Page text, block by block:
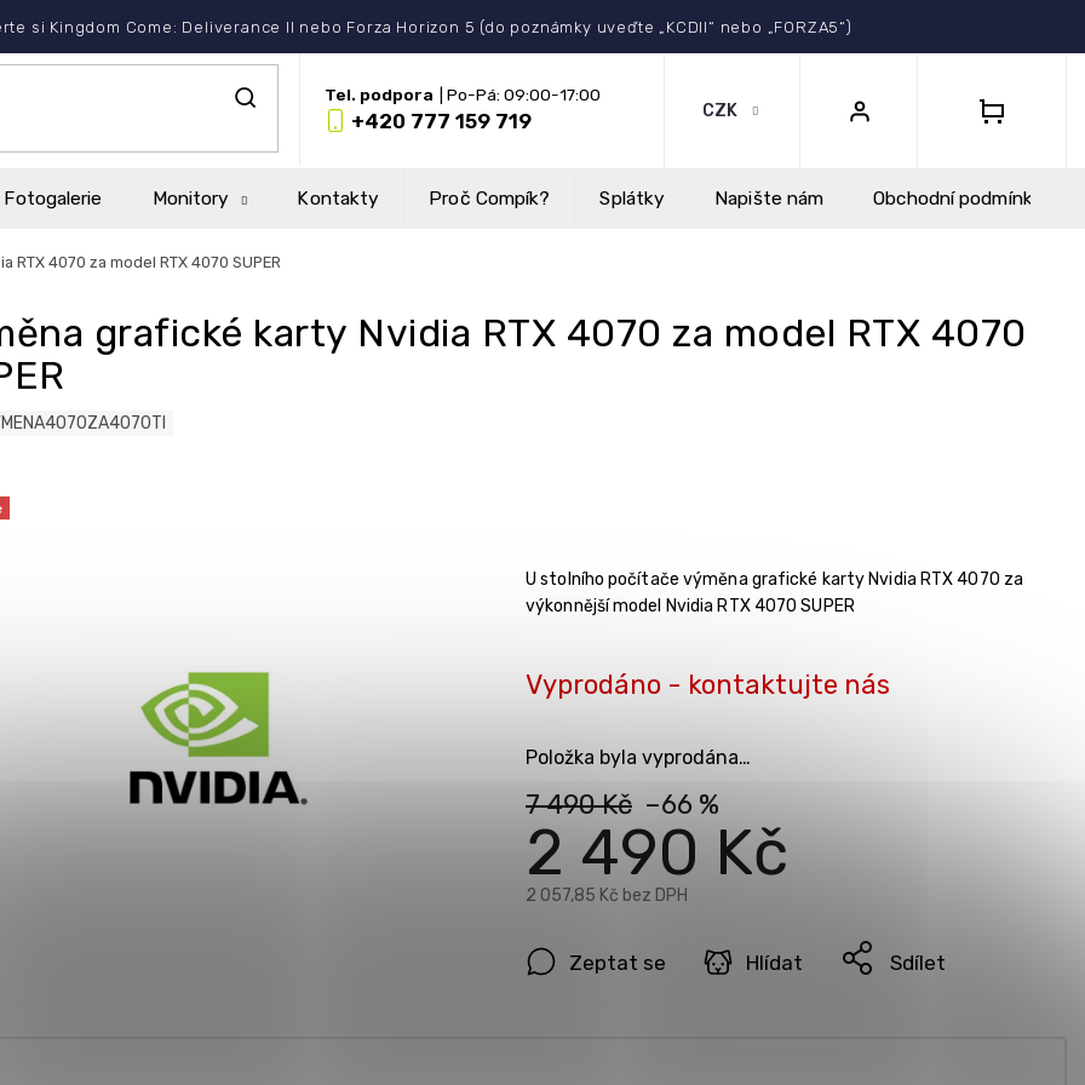
si Kingdom Come: Deliverance II nebo Forza Horizon 5 (do poznámky uveďte „KCDII“ nebo „FORZA5“)
+420 777 159 719 CZK
NÁKUPNÍ
Fotogalerie Monitory Kontakty Proč Compík? Splátky Napište nám Obchodní podmínky
RTX 4070 za model RTX 4070 SUPER
grafické karty Nvidia RTX 4070 za model RTX 4070
7 490 Kč –66 %
2 490 Kč
2 057,85 Kč bez DPH
Vyprodáno - kontaktujte nás
Položka byla vyprodána…
U stolního počítače výměna grafické karty Nvidia RTX 4070 za
výkonnější model Nvidia RTX 4070 SUPER
Zeptat se Hlídat Sdílet
Select Language ▼